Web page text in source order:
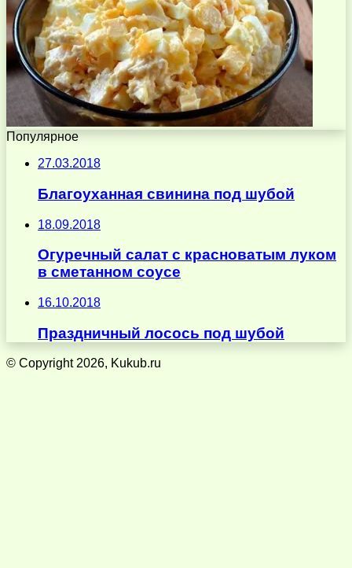
Популярное
27.03.2018
Благоуханная свинина под шубой
18.09.2018
Огуречный салат с красноватым луком
в сметанном соусе
16.10.2018
Праздничный лосось под шубой
© Copyright 2026, Kukub.ru